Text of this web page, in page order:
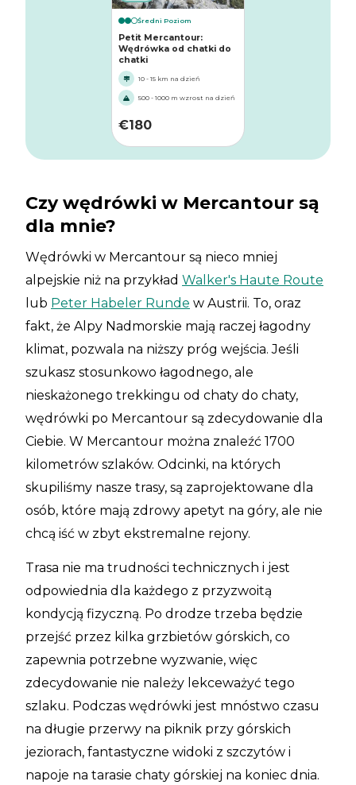
Średni Poziom
Petit Mercantour:
Wędrówka od chatki do
chatki
10 - 15 km na dzień
500 - 1000 m wzrost na dzień
€180
Czy wędrówki w Mercantour są
dla mnie?
Wędrówki w Mercantour są nieco mniej
alpejskie niż na przykład Walker's Haute Route
lub Peter Habeler Runde w Austrii. To, oraz
fakt, że Alpy Nadmorskie mają raczej łagodny
klimat, pozwala na niższy próg wejścia. Jeśli
szukasz stosunkowo łagodnego, ale
nieskażonego trekkingu od chaty do chaty,
wędrówki po Mercantour są zdecydowanie dla
Ciebie. W Mercantour można znaleźć 1700
kilometrów szlaków. Odcinki, na których
skupiliśmy nasze trasy, są zaprojektowane dla
osób, które mają zdrowy apetyt na góry, ale nie
chcą iść w zbyt ekstremalne rejony.
Trasa nie ma trudności technicznych i jest
odpowiednia dla każdego z przyzwoitą
kondycją fizyczną. Po drodze trzeba będzie
przejść przez kilka grzbietów górskich, co
zapewnia potrzebne wyzwanie, więc
zdecydowanie nie należy lekceważyć tego
szlaku. Podczas wędrówki jest mnóstwo czasu
na długie przerwy na piknik przy górskich
jeziorach, fantastyczne widoki z szczytów i
napoje na tarasie chaty górskiej na koniec dnia.